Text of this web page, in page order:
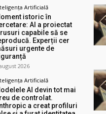
Artificială
istoric în
AI a proiectat
capabile să se
Experții cer
urgente de
2026
Artificială
AI devin tot mai
de controlat.
a creat profiluri